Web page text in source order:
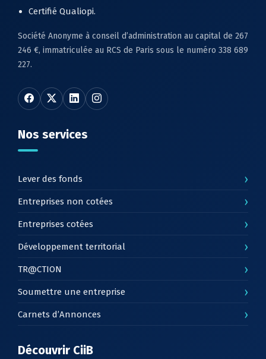
Certifié Qualiopi.
Société Anonyme à conseil d’administration au capital de 267
246 €, immatriculée au RCS de Paris sous le numéro 338 689
227.
Nos services
Lever des fonds ›
Entreprises non cotées ›
Entreprises cotées ›
Développement territorial ›
TR@CTION ›
Soumettre une entreprise ›
Carnets d’Annonces ›
Découvrir CiiB